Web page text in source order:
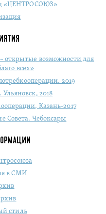
«ЦЕНТРОСОЮЗ»
открытые возможности для
всех»
2019
2018
Казань-2017
Совета. Чебоксары
в СМИ
стиль